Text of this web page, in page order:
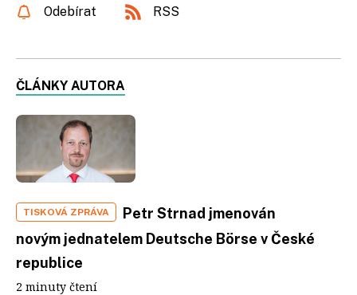
Odebírat RSS
ČLÁNKY AUTORA
TISKOVÁ ZPRÁVA
Petr Strnad jmenován
novým jednatelem Deutsche Börse v České
republice
2 minuty čtení